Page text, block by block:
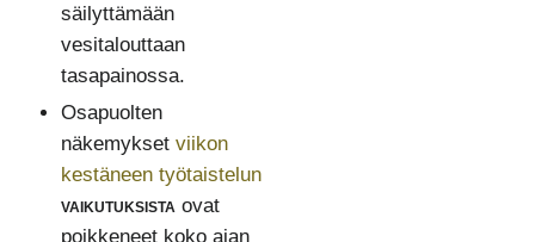
säilyttämään
vesitalouttaan
tasapainossa.
Osapuolten
näkemykset viikon
kestäneen työtaistelun
vaikutuksista ovat
poikkeneet koko ajan